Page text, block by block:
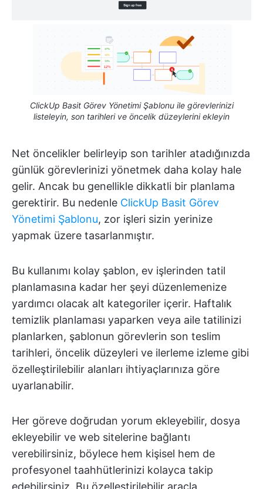
ClickUp Basit Görev Yönetimi Şablonu ile görevlerinizi
listeleyin, son tarihleri ve öncelik düzeylerini ekleyin
Net öncelikler belirleyip son tarihler atadığınızda
günlük görevlerinizi yönetmek daha kolay hale
gelir. Ancak bu genellikle dikkatli bir planlama
gerektirir. Bu nedenle ClickUp Basit Görev
Yönetimi Şablonu, zor işleri sizin yerinize
yapmak üzere tasarlanmıştır.
Bu kullanımı kolay şablon, ev işlerinden tatil
planlamasına kadar her şeyi düzenlemenize
yardımcı olacak alt kategoriler içerir. Haftalık
temizlik planlaması yaparken veya aile tatilinizi
planlarken, şablonun görevlerin son teslim
tarihleri, öncelik düzeyleri ve ilerleme izleme gibi
özelleştirilebilir alanları ihtiyaçlarınıza göre
uyarlanabilir.
Her göreve doğrudan yorum ekleyebilir, dosya
ekleyebilir ve web sitelerine bağlantı
verebilirsiniz, böylece hem kişisel hem de
profesyonel taahhütlerinizi kolayca takip
edebilirsiniz. Bu özelleştirilebilir araçla,